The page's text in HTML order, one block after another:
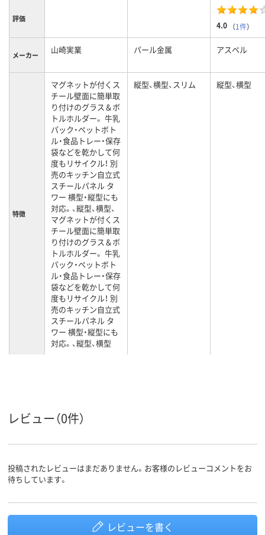
評価
4.0 （1件）
メーカー 山崎実業 パール金属 アスベル
特徴
マグネットが付くス
チール壁面に簡単取
り付けのグラス＆ボ
トルホルダー。 牛乳
パック・ペットボト
ル・食品トレー・保存
袋などを乾かして何
度もリサイクル！ 別
売のキッチン自立式
スチールパネル タ
ワー 横型・縦型にも
対応。、縦型、横型、
マグネットが付くス
チール壁面に簡単取
り付けのグラス＆ボ
トルホルダー。 牛乳
パック・ペットボト
ル・食品トレー・保存
袋などを乾かして何
度もリサイクル！ 別
売のキッチン自立式
スチールパネル タ
ワー 横型・縦型にも
対応。、縦型、横型
縦型、横型、スリム 縦型、横型
レビュー（0件）
投稿されたレビューはまだありません。お客様のレビューコメントをお
待ちしています。
レビューを書く